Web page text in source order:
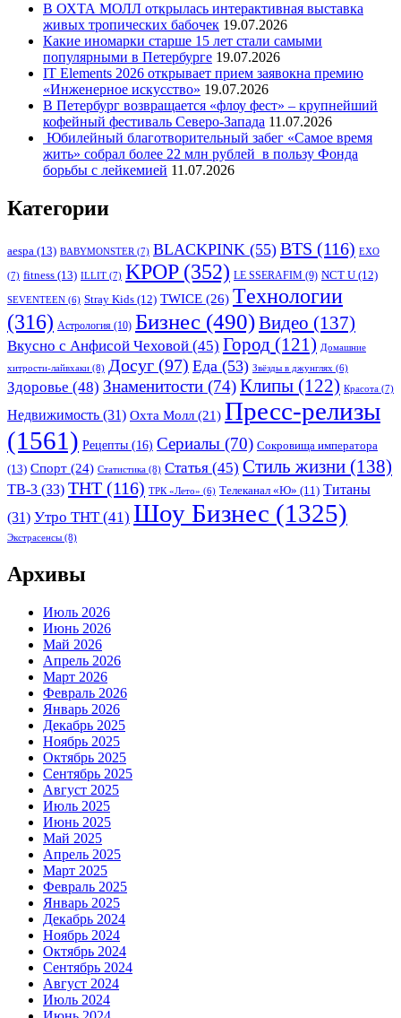
В ОХТА МОЛЛ открылась интерактивная выставка
живых тропических бабочек 19.07.2026
Какие иномарки старше 15 лет стали самыми
популярными в Петербурге 19.07.2026
IT Elements 2026 открывает прием заявокна премию
«Инженерное искусство» 19.07.2026
В Петербург возвращается «флоу фест» – крупнейший
кофейный фестиваль Северо-Запада 11.07.2026
Юбилейный благотворительный забег «Самое время
жить» собрал более 22 млн рублей в пользу Фонда
борьбы с лейкемией 11.07.2026
Категории
aespa (13) BABYMONSTER (7) BLACKPINK (55) BTS (116) EXO
(7) fitness (13) ILLIT (7) KPOP(352) LE SSERAFIM (9) NCT U (12)
SEVENTEEN (6) Stray Kids (12) TWICE (26) Tехнологии
(316) Астрология (10) Бизнес (490)Видео (137)
Вкусно с Анфисой Чеховой (45) Город (121) Домашние
хитрости-лайвхаки (8) Досуг (97) Еда (53) Звёзды в джунглях (6)
Здоровье (48) Знаменитости (74)Клипы (122) Красота (7)
Недвижимость (31) Охта Молл (21) Пресс-релизы
(1561) Рецепты (16) Сериалы (70) Сокровища императора
(13) Спорт (24) Статистика (8) Статья (45) Стиль жизни (138)
ТВ-3 (33) ТНТ (116) ТРК «Лето» (6) Телеканал «Ю» (11) Титаны
(31) Утро ТНТ(41) Шоу Бизнес (1325)
Экстрасенсы (8)
Архивы
Июль 2026
Июнь 2026
Май 2026
Апрель 2026
Март 2026
Февраль 2026
Январь 2026
Декабрь 2025
Ноябрь 2025
Октябрь 2025
Сентябрь 2025
Август 2025
Июль 2025
Июнь 2025
Май 2025
Апрель 2025
Март 2025
Февраль 2025
Январь 2025
Декабрь 2024
Ноябрь 2024
Октябрь 2024
Сентябрь 2024
Август 2024
Июль 2024